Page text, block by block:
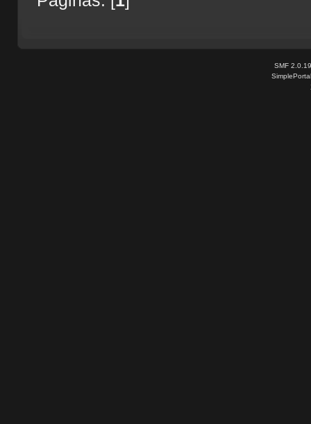
SMF 2.0.19